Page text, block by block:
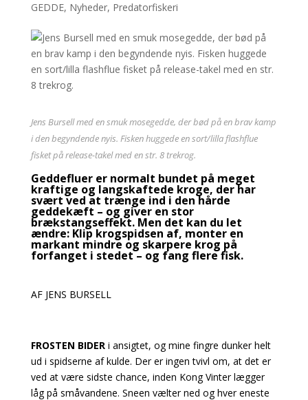
GEDDE, Nyheder, Predatorfiskeri
Jens Bursell med en smuk mosegedde, der bød på en brav kamp
i den begyndende nyis. Fisken huggede en sort/lilla flashflue
fisket på release-takel med en str. 8 trekrog.
Geddefluer er normalt bundet på meget
kraftige og langskaftede kroge, der har
svært ved at trænge ind i den hårde
geddekæft – og giver en stor
brækstangseffekt. Men det kan du let
ændre: Klip krogspidsen af, monter en
markant mindre og skarpere krog på
forfanget i stedet – og fang flere fisk.
AF JENS BURSELL
FROSTEN BIDER i ansigtet, og mine fingre dunker helt
ud i spidserne af kulde. Der er ingen tvivl om, at det er
ved at være sidste chance, inden Kong Vinter lægger
låg på småvandene. Sneen vælter ned og hver eneste